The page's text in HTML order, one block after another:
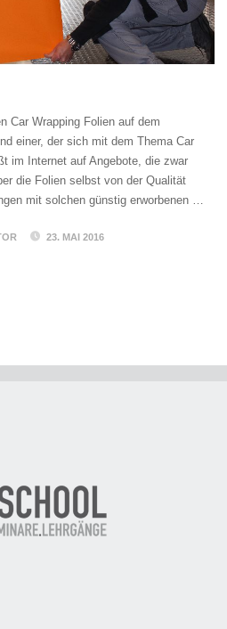
Car Wrapping Folien auf dem
einer, der sich mit dem Thema Car
im Internet auf Angebote, die zwar
die Folien selbst von der Qualität
mit solchen günstig erworbenen …
23. MAI 2016